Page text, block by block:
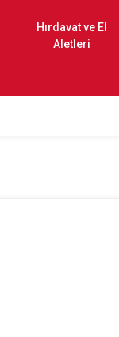
Hırdavat ve El
Aletleri